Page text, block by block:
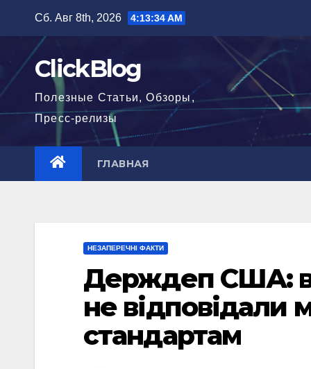
содержимому
Сб. Авг 8th, 2026 4:13:35 AM
ClickBlog
Полезные Статьи, Обзоры,
Пресс-релизы
ГЛАВНАЯ
НЕЗАПЕРЕЧНІ ФАКТИ
Держдеп США:
не відповідали
стандартам